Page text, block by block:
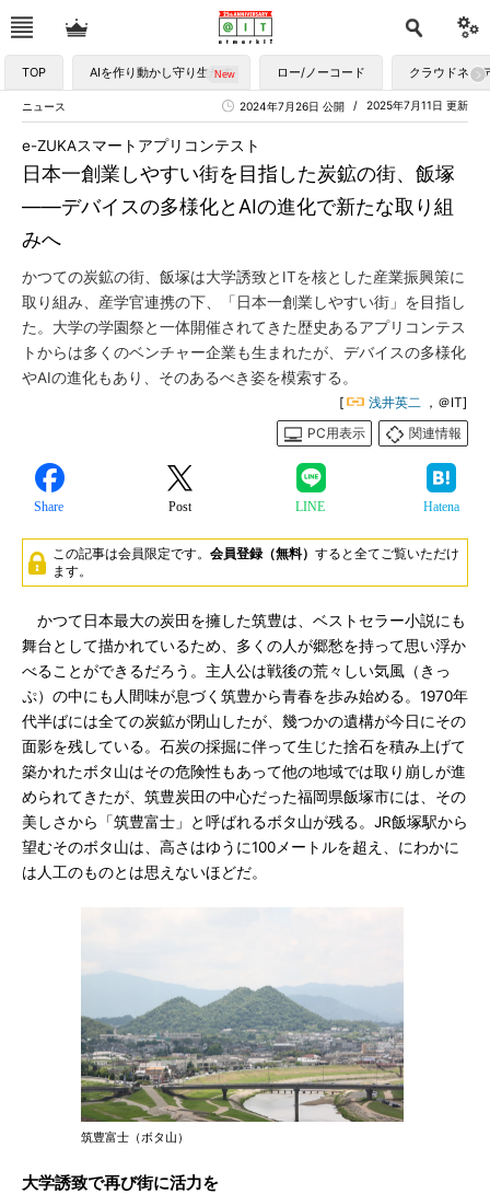
TOP AIを作り動かし守り生かす ロー/ノーコード クラウドネイ
ニュース 2025年7月11日 更新
2024年7月26日 公開
日本一創業しやすい街を目指した炭鉱の街、飯塚
――デバイスの多様化とAIの進化で新たな取り組
みへ
e-ZUKAスマートアプリコンテスト
かつての炭鉱の街、飯塚は大学誘致とITを核とした産業振興策に
取り組み、産学官連携の下、「日本一創業しやすい街」を目指し
た。大学の学園祭と一体開催されてきた歴史あるアプリコンテス
トからは多くのベンチャー企業も生まれたが、デバイスの多様化
やAIの進化もあり、そのあるべき姿を模索する。
[ 浅井英二 ，＠IT]
PC用表示
関連情報
Share Post LINE Hatena
この記事は会員限定です。 会員登録（無料） すると全てご覧いただけ
ます。
かつて日本最大の炭田を擁した筑豊は、ベストセラー小説にも
舞台として描かれているため、多くの人が郷愁を持って思い浮か
べることができるだろう。主人公は戦後の荒々しい気風（きっ
ぷ）の中にも人間味が息づく筑豊から青春を歩み始める。1970年
代半ばには全ての炭鉱が閉山したが、幾つかの遺構が今日にその
面影を残している。石炭の採掘に伴って生じた捨石を積み上げて
築かれたボタ山はその危険性もあって他の地域では取り崩しが進
められてきたが、筑豊炭田の中心だった福岡県飯塚市には、その
美しさから「筑豊富士」と呼ばれるボタ山が残る。JR飯塚駅から
望むそのボタ山は、高さはゆうに100メートルを超え、にわかに
は人工のものとは思えないほどだ。
筑豊富士（ボタ山）
大学誘致で再び街に活力を